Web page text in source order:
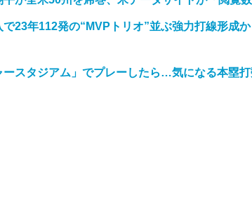
で23年112発の“MVPトリオ”並ぶ強力打線形成
ースタジアム」でプレーしたら…気になる本塁